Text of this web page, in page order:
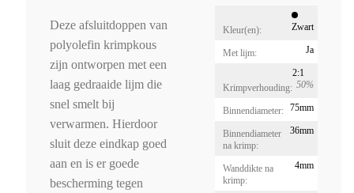
Deze afsluitdoppen van
polyolefin krimpkous
zijn ontworpen met een
laag gedraaide lijm die
snel smelt bij
verwarmen. Hierdoor
sluit deze eindkap goed
aan en is er goede
bescherming tegen
Kleur(en): Zwart
Met lijm: Ja
Krimpverhouding:
2:1
50%
Binnendiameter: 75mm
Binnendiameter
na krimp:
36mm
Wanddikte na
krimp:
4mm